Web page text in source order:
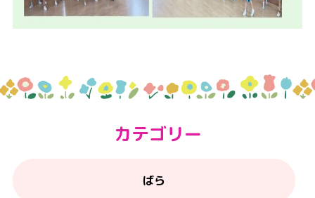
カテゴリー
ばら